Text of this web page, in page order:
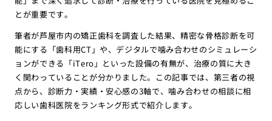
とが重要です。
筆者が芦屋市内の矯正歯科を調査した結果、精密な骨格診断を可
能にする「歯科用CT」や、デジタルで噛み合わせのシミュレーシ
ョンができる「iTero」といった設備の有無が、治療の質に大き
く関わっていることが分かりました。この記事では、第三者の視
点から、診断力・実績・安心感の3軸で、噛み合わせの相談に相
応しい歯科医院をランキング形式で紹介します。